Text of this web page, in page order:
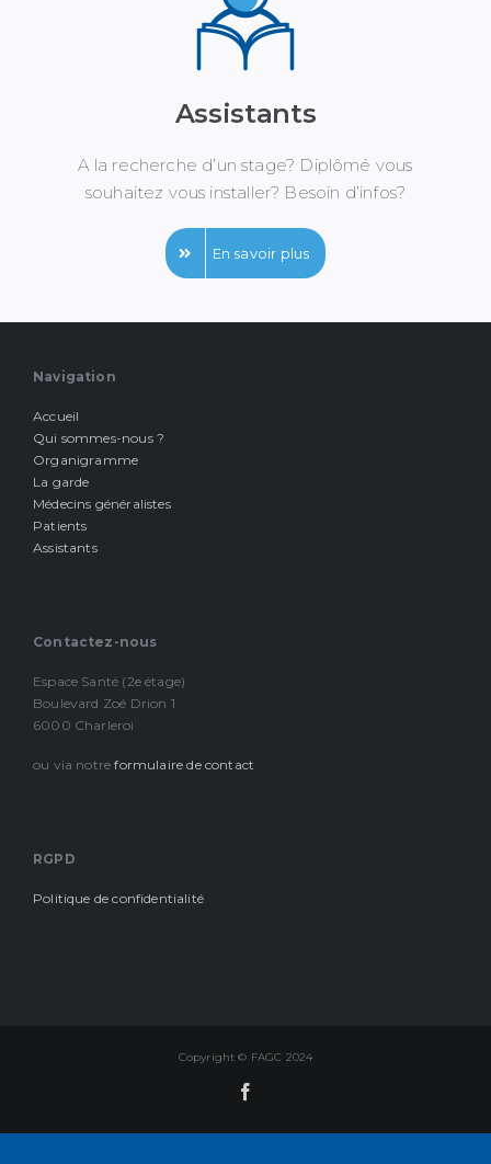
Assistants
A la recherche d’un stage? Diplômé vous
souhaitez vous installer? Besoin d’infos?
En savoir plus
Navigation
Accueil
Qui sommes-nous ?
Organigramme
La garde
Médecins généralistes
Patients
Assistants
Contactez-nous
Espace Santé (2e étage)
Boulevard Zoé Drion 1
6000 Charleroi
ou via notreformulaire de contact
RGPD
Politique de confidentialité
Copyright © FAGC 2024